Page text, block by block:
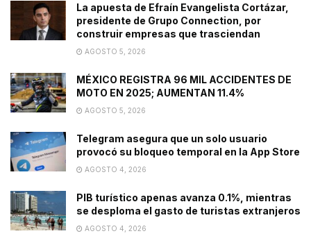
La apuesta de Efraín Evangelista Cortázar,
presidente de Grupo Connection, por
construir empresas que trasciendan
AGOSTO 5, 2026
MÉXICO REGISTRA 96 MIL ACCIDENTES DE
MOTO EN 2025; AUMENTAN 11.4%
AGOSTO 5, 2026
Telegram asegura que un solo usuario
provocó su bloqueo temporal en la App Store
AGOSTO 4, 2026
PIB turístico apenas avanza 0.1%, mientras
se desploma el gasto de turistas extranjeros
AGOSTO 4, 2026